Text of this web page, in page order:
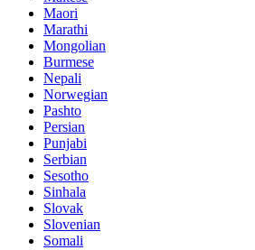
Maori
Marathi
Mongolian
Burmese
Nepali
Norwegian
Pashto
Persian
Punjabi
Serbian
Sesotho
Sinhala
Slovak
Slovenian
Somali